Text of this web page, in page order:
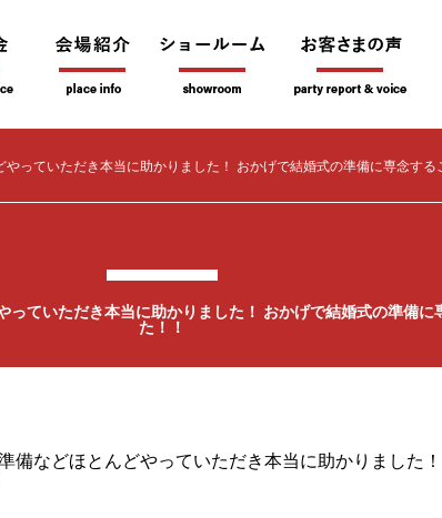
っていただき本当に助かりました！ おかげで結婚式の準備に専念す
ていただき本当に助かりました！ おかげで結婚式の準備
た！！
備などほとんどやっていただき本当に助かりました